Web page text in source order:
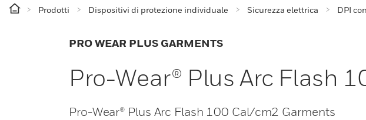
Prodotti Dispositivi di protezione individuale Sicurezza elettrica DPI
PRO WEAR PLUS GARMENTS
Pro-Wear® Plus Arc Flash
Pro-Wear® Plus Arc Flash 100 Cal/cm2 Garments